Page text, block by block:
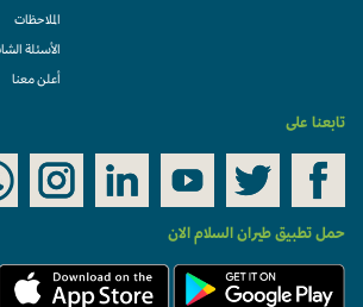
الملاحظات
الأسئلة الشائعة
أعلن معنا
تابعنا على
حمل تطبيق طيران السلام الان